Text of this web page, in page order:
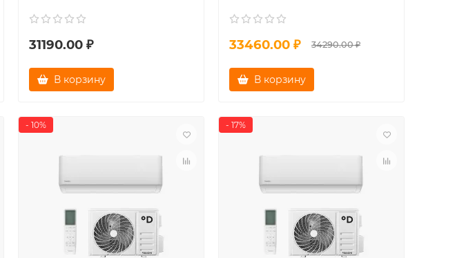
31190.00 ₽
В корзину
33460.00 ₽ 34290.00 ₽
В корзину
- 10% - 17%